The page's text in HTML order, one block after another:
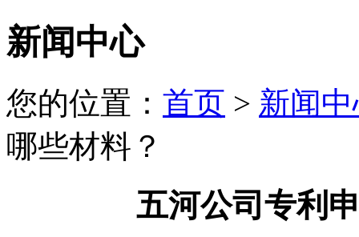
新闻中心
您的位置： 首页 > 新闻
哪些材料？
五河公司专利